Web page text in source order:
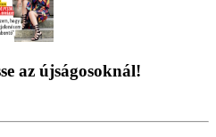
az újságosoknál!